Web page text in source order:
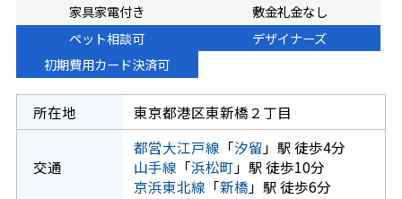
家具家電付き
敷金礼金なし
ペット相談可
デザイナーズ
初期費用カード決済可
所在地 東京都港区東新橋２丁目
交通
都営大江戸線 「汐留 」駅 徒歩4分
山手線 「浜松町 」駅 徒歩10分
京浜東北線 「新橋 」駅 徒歩6分